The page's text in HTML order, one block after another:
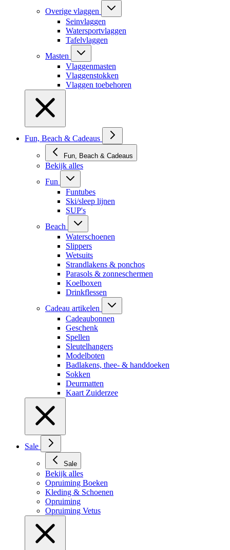
Overige vlaggen
Seinvlaggen
Watersportvlaggen
Tafelvlaggen
Masten
Vlaggenmasten
Vlaggenstokken
Vlaggen toebehoren
Fun, Beach & Cadeaus
Fun, Beach & Cadeaus
Bekijk alles
Fun
Funtubes
Ski/sleep lijnen
SUP's
Beach
Waterschoenen
Slippers
Wetsuits
Strandlakens & ponchos
Parasols & zonneschermen
Koelboxen
Drinkflessen
Cadeau artikelen
Cadeaubonnen
Geschenk
Spellen
Sleutelhangers
Modelboten
Badlakens, thee- & handdoeken
Sokken
Deurmatten
Kaart Zuiderzee
Sale
Sale
Bekijk alles
Opruiming Boeken
Kleding & Schoenen
Opruiming
Opruiming Vetus